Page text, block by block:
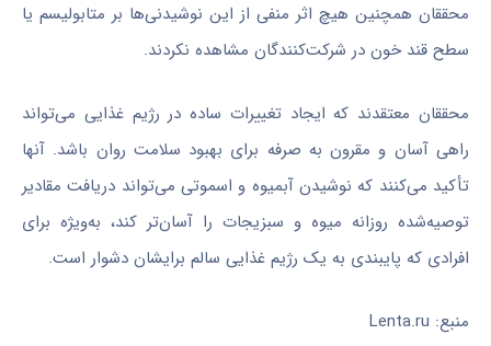
محققان همچنین هیچ اثر منفی از این نوشیدنی‌ها بر متابولیسم یا
سطح قند خون در شرکت‌کنندگان مشاهده نکردند.
محققان معتقدند که ایجاد تغییرات ساده در رژیم غذایی می‌تواند
راهی آسان و مقرون به صرفه برای بهبود سلامت روان باشد. آنها
تأکید می‌کنند که نوشیدن آبمیوه و اسموتی می‌تواند دریافت مقادیر
توصیه‌شده روزانه میوه و سبزیجات را آسان‌تر کند، به‌ویژه برای
افرادی که پایبندی به یک رژیم غذایی سالم برایشان دشوار است.
منبع: Lenta.ru